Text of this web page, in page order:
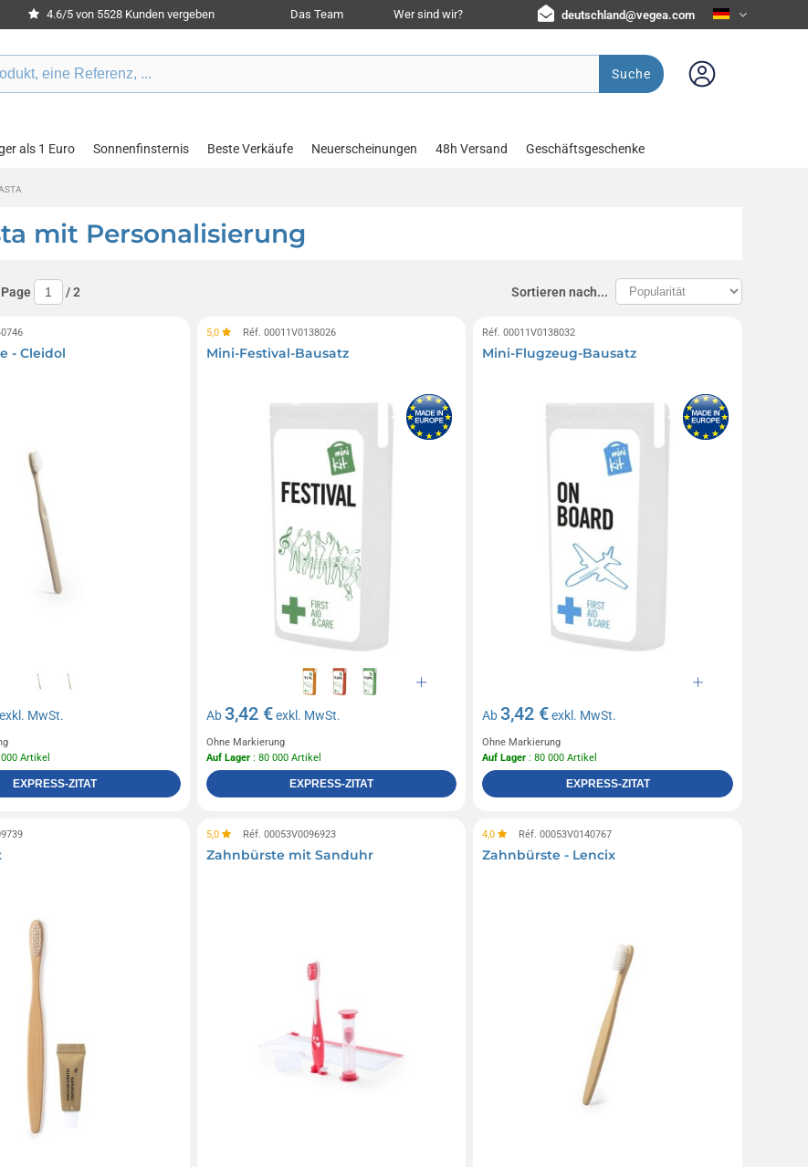
4.6/5 von 5528 Kunden vergeben Das Team Wer sind wir? deutschland@vegea.com
Suche
als 1 Euro Sonnenfinsternis Beste Verkäufe Neuerscheinungen 48h Versand Geschäftsgeschenke
mit Personalisierung
/2 Sortieren nach...
- Cleidol
exkl. MwSt.
Artikel
EXPRESS-ZITAT
5,0 Réf. 00011V0138026
Mini-Festival-Bausatz
Ab3,42 €exkl. MwSt.
Ohne Markierung
Auf Lager: 80 000 Artikel
EXPRESS-ZITAT
Réf. 00011V0138032
Mini-Flugzeug-Bausatz
Ab3,42 €exkl. MwSt.
Ohne Markierung
Auf Lager : 80 000 Artikel
EXPRESS-ZITAT
5,0 Réf. 00053V0096923
Zahnbürste mit Sanduhr
4,0 Réf. 00053V0140767
Zahnbürste - Lencix